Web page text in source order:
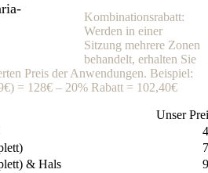
Kombinationsrabatt:
Werden in einer
Sitzung mehrere Zonen
behandelt, erhalten Sie
Preis der Anwendungen. Beispiel:
= 128€ – 20% Rabatt = 102,40€
Unser
& Hals